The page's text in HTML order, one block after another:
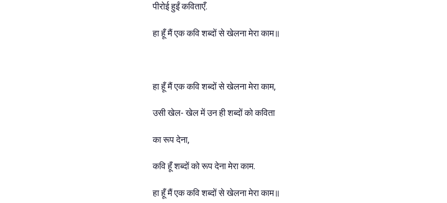
पीरोई हुईं कविताएँ.
हा हूँ मैं एक कवि शब्दों से खेलना मेरा काम॥
हा हूँ मैं एक कवि शब्दों से खेलना मेरा काम,
उसी खेल- खेल में उन ही शब्दों को कविता
का रूप देना,
कवि हूँ शब्दों को रूप देना मेरा काम.
हा हूँ मैं एक कवि शब्दों से खेलना मेरा काम॥